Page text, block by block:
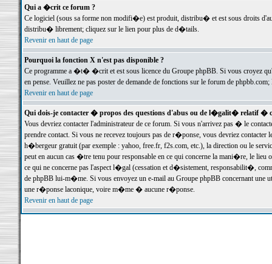
Qui a �crit ce forum ?
Ce logiciel (sous sa forme non modifi�e) est produit, distribu� et est sous droits
distribu� librement; cliquez sur le lien pour plus de d�tails.
Revenir en haut de page
Pourquoi la fonction X n'est pas disponible ?
Ce programme a �t� �crit et est sous licence du Groupe phpBB. Si vous croyez
en pense. Veuillez ne pas poster de demande de fonctions sur le forum de
Revenir en haut de page
Qui dois-je contacter � propos des questions d'abus ou de l�galit� relatif �
Vous devriez contacter l'administrateur de ce forum. Si vous n'arrivez pas � le
prendre contact. Si vous ne recevez toujours pas de r�ponse, vous devriez
h�bergeur gratuit (par exemple : yahoo, free.fr, f2s.com, etc.), la direction ou le
peut en aucun cas �tre tenu pour responsable en ce qui concerne la mani�re, le
ce qui ne concerne pas l'aspect l�gal (cessation et d�sistement, responsabilit�,
de phpBB lui-m�me. Si vous envoyez un e-mail au Groupe phpBB concernant une
une r�ponse laconique, voire m�me � aucune r�ponse.
Revenir en haut de page